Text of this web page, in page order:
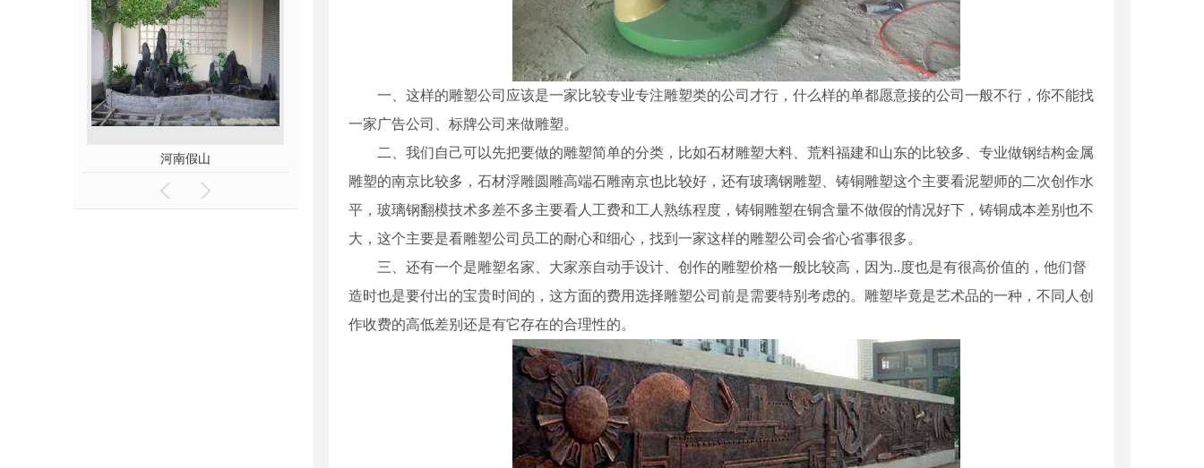
河南假山 河南仿真绿雕 郑州雕塑厂家 郑州假山设计
一、这样的雕塑公司应该是一家比较专业专注雕塑类的公司才行，什么样的单都愿意接的公司一般不行，你不能找
一家广告公司、标牌公司来做雕塑。
二、我们自己可以先把要做的雕塑简单的分类，比如石材雕塑大料、荒料福建和山东的比较多、专业做钢结构金属
雕塑的南京比较多，石材浮雕圆雕高端石雕南京也比较好，还有玻璃钢雕塑、铸铜雕塑这个主要看泥塑师的二次创作水
平，玻璃钢翻模技术多差不多主要看人工费和工人熟练程度，铸铜雕塑在铜含量不做假的情况好下，铸铜成本差别也不
大，这个主要是看雕塑公司员工的耐心和细心，找到一家这样的雕塑公司会省心省事很多。
三、还有一个是雕塑名家、大家亲自动手设计、创作的雕塑价格一般比较高，因为..度也是有很高价值的，他们督
造时也是要付出的宝贵时间的，这方面的费用选择雕塑公司前是需要特别考虑的。雕塑毕竟是艺术品的一种，不同人创
作收费的高低差别还是有它存在的合理性的。